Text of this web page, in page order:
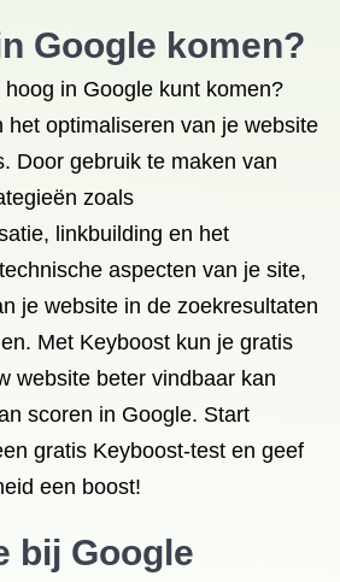
Google komen?
in Google kunt komen?
het optimaliseren van je website
Door gebruik te maken van
zoals
linkbuilding en het
aspecten van je site,
je website in de zoekresultaten
Met Keyboost kun je gratis
website beter vindbaar kan
scoren in Google. Start
gratis Keyboost-test en geef
een boost!
bij Google